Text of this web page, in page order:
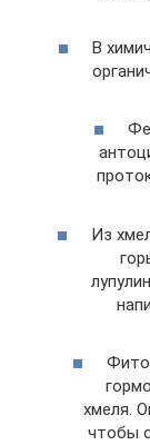
В
Из
хмеля.
чтобы